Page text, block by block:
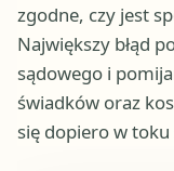
zgodne, czy jest
Największy błąd
sądowego i
świadków oraz
się dopiero w